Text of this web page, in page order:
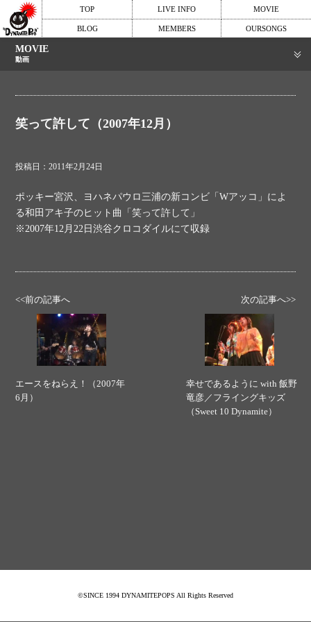
TOP LIVE INFO MOVIE
BLOG MEMBERS OURSONGS
MOVIE
動画
笑って許して（2007年12月）
投稿日：2011年2月24日
ポッキー宮沢、ヨハネパウロ三浦の新コンビ「Wアッコ」によ
る和田アキ子のヒット曲「笑って許して」
※2007年12月22日渋谷クロコダイルにて収録
<<前の記事へ
エースをねらえ！（2007年
6月）
次の記事へ>>
幸せであるように with 飯野
竜彦／フライングキッズ
（Sweet 10 Dynamite）
©SINCE 1994 DYNAMITEPOPS All Rights Reserved